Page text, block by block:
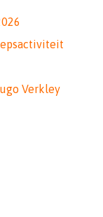
Verkley